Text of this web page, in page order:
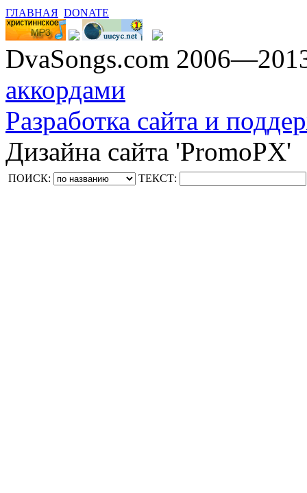
ГЛАВНАЯ DONATE
DvaSongs.com
аккордами
Разработка сайта и
Дизайна сайта 'PromoPX'
ПОИСК: ТЕКСТ: